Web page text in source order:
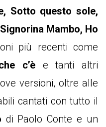
Sotto questo sole,
Mambo, Ho
più recenti come
c’èe tanti altri
versioni, oltre alle
cantati con tutto il
di Paolo Conte e un